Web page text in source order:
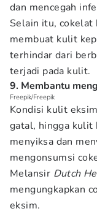
dan mencegah
Selain itu, cokelat
membuat kulit
terhindar dari
terjadi pada kulit.
9. Membantu
Freepik/Freepik
Kondisi kulit
gatal, hingga kulit
menyiksa dan
mengonsumsi
Melansir Dutch
mengungkapkan
eksim.